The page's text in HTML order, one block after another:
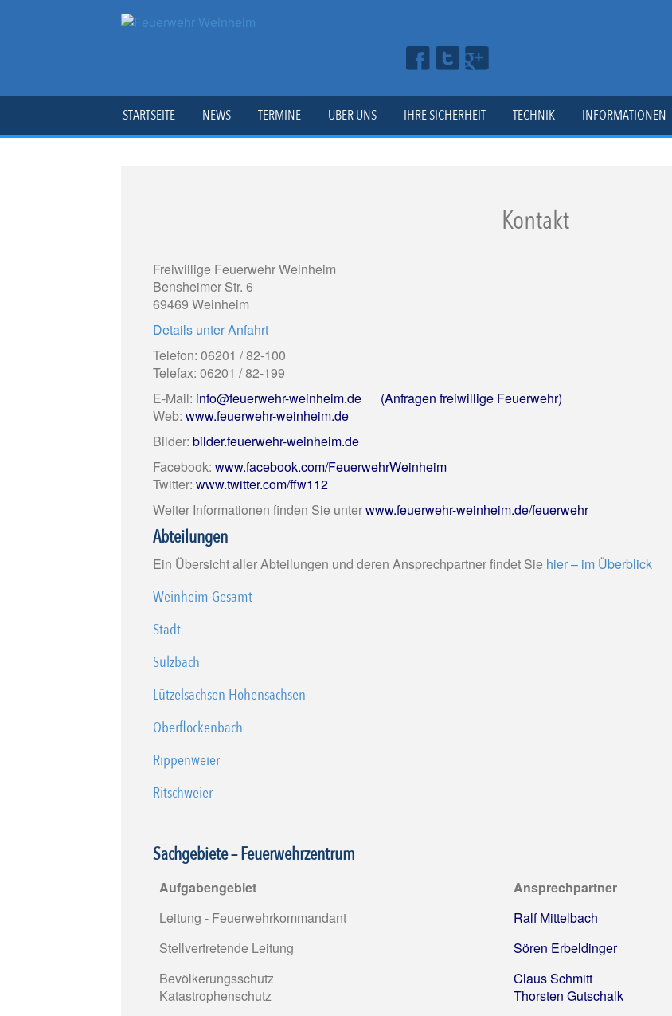
STARTSEITE NEWS TERMINE ÜBER UNS IHRE SICHERHEIT TECHNIK INFORMATIONEN
Kontakt
Freiwillige Feuerwehr Weinheim
Bensheimer Str. 6
69469 Weinheim
Details unter Anfahrt
Telefon: 06201 / 82-100
Telefax: 06201 / 82-199
E-Mail: info@feuerwehr-weinheim.de
(Anfragen freiwillige Feuerwehr)
Web: www.feuerwehr-weinheim.de
Bilder: bilder.feuerwehr-weinheim.de
Facebook: www.facebook.com/FeuerwehrWeinheim
Twitter: www.twitter.com/ffw112
Weiter Informationen finden Sie unterwww.feuerwehr-weinheim.de/feuerwehr
Abteilungen
Ein Übersicht aller Abteilungen und deren Ansprechpartner findet Sie hier – im Überblick
Weinheim Gesamt
Stadt
Sulzbach
Lützelsachsen-Hohensachsen
Oberflockenbach
Rippenweier
Ritschweier
Sachgebiete – Feuerwehrzentrum
Aufgabengebiet Ansprechpartner
Leitung - Feuerwehrkommandant
Ralf Mittelbach
Stellvertretende Leitung
Sören Erbeldinger
Bevölkerungsschutz
Katastrophenschutz
Claus Schmitt
Thorsten Gutschalk